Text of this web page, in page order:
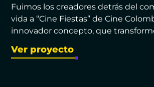
Fuimos los creadores detrás del
vida a “Cine Fiestas” de Cine
innovador concepto, que
Ver proyecto